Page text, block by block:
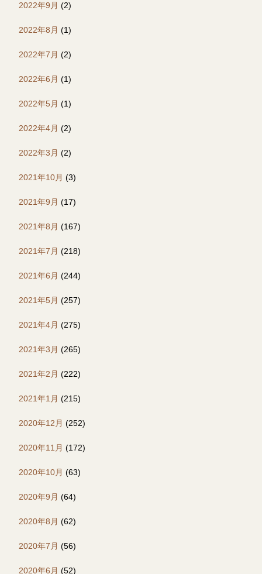
2022年9月 (2)
2022年8月 (1)
2022年7月 (2)
2022年6月 (1)
2022年5月 (1)
2022年4月 (2)
2022年3月 (2)
2021年10月 (3)
2021年9月 (17)
2021年8月 (167)
2021年7月 (218)
2021年6月 (244)
2021年5月 (257)
2021年4月 (275)
2021年3月 (265)
2021年2月 (222)
2021年1月 (215)
2020年12月 (252)
2020年11月 (172)
2020年10月 (63)
2020年9月 (64)
2020年8月 (62)
2020年7月 (56)
2020年6月 (52)